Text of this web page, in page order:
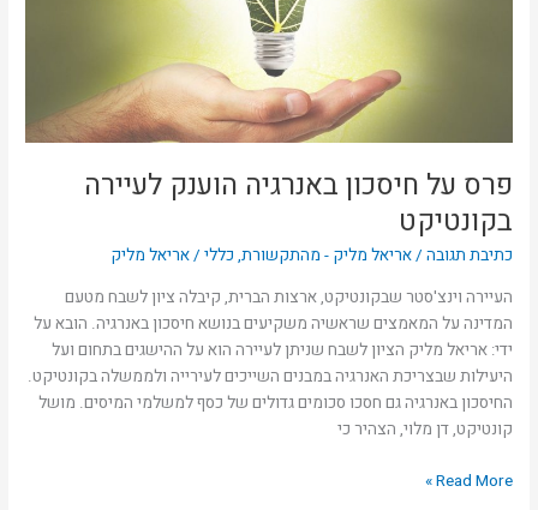
פרס על חיסכון באנרגיה הוענק לעיירה
בקונטיקט
כתיבת תגובה /אריאל מליק - מהתקשורת, כללי /אריאל מליק
העיירה וינצ'סטר שבקונטיקט, ארצות הברית, קיבלה ציון לשבח מטעם
המדינה על המאמצים שראשיה משקיעים בנושא חיסכון באנרגיה. הובא על
ידי: אריאל מליק הציון לשבח שניתן לעיירה הוא על ההישגים בתחום ועל
היעילות שבצריכת האנרגיה במבנים השייכים לעירייה ולממשלה בקונטיקט.
החיסכון באנרגיה גם חסכו סכומים גדולים של כסף למשלמי המיסים. מושל
קונטיקט, דן מלוי, הצהיר כי
Read More »